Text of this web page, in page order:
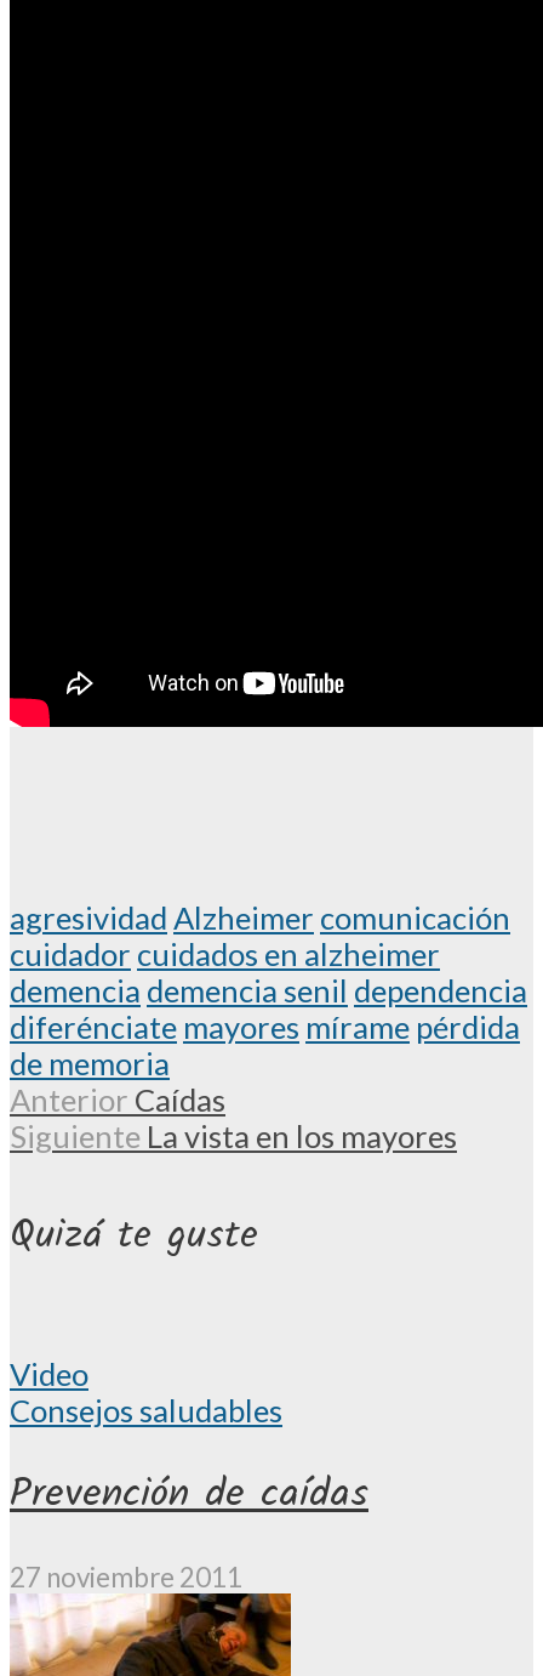
agresividad Alzheimer comunicación
cuidador cuidados en alzheimer
demencia demencia senil dependencia
diferénciate mayores mírame pérdida
de memoria
Anterior Caídas
Siguiente La vista en los mayores
Quizá te guste
Video
Consejos saludables
Prevención de caídas
27 noviembre 2011